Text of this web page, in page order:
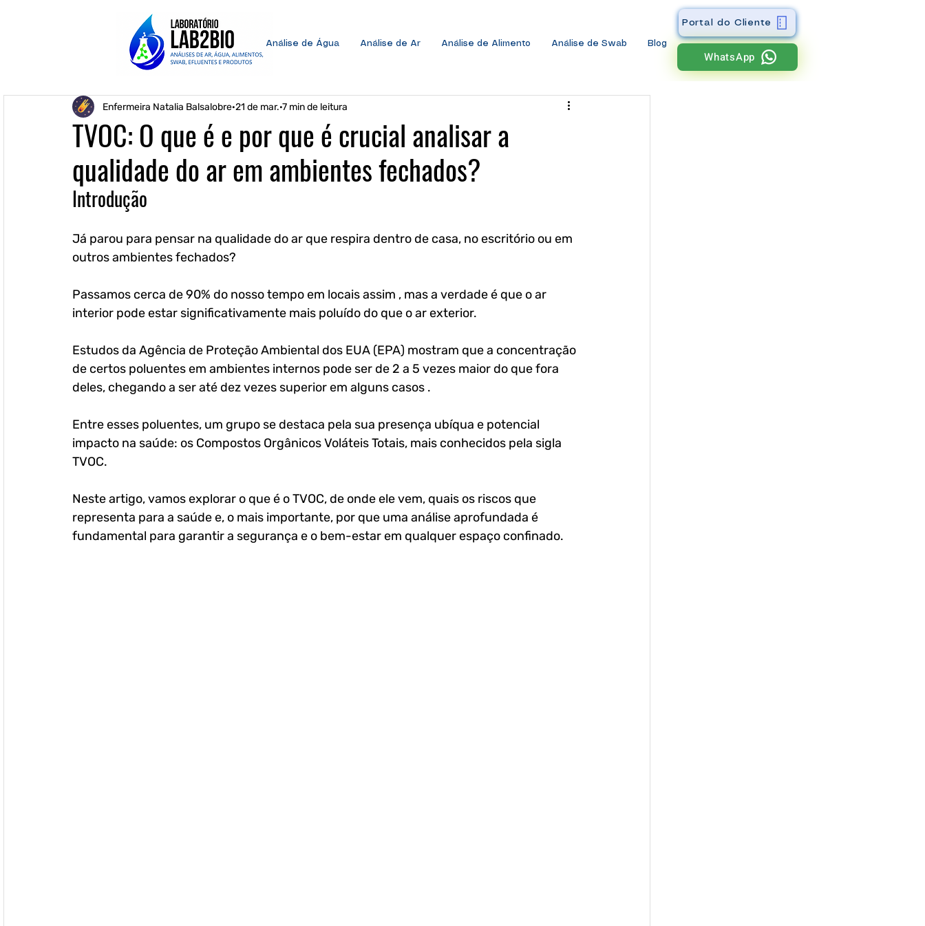
Análise de Água Análise de Ar Análise de Alimento Análise de Swab Blog
Portal do Cliente
WhatsApp
TVOC: O que é e por que é crucial analisar a
qualidade do ar em ambientes fechados?
Enfermeira Natalia Balsalobre 21 de mar. 7 min de leitura
Introdução
Já parou para pensar na qualidade do ar que respira dentro de casa, no escritório ou em
outros ambientes fechados?
Passamos cerca de 90% do nosso tempo em locais assim , mas a verdade é que o ar
interior pode estar significativamente mais poluído do que o ar exterior.
Estudos da Agência de Proteção Ambiental dos EUA (EPA) mostram que a concentração
de certos poluentes em ambientes internos pode ser de 2 a 5 vezes maior do que fora
deles, chegando a ser até dez vezes superior em alguns casos .
Entre esses poluentes, um grupo se destaca pela sua presença ubíqua e potencial
impacto na saúde: os Compostos Orgânicos Voláteis Totais, mais conhecidos pela sigla
TVOC.
Neste artigo, vamos explorar o que é o TVOC, de onde ele vem, quais os riscos que
representa para a saúde e, o mais importante, por que uma análise aprofundada é
fundamental para garantir a segurança e o bem-estar em qualquer espaço confinado.